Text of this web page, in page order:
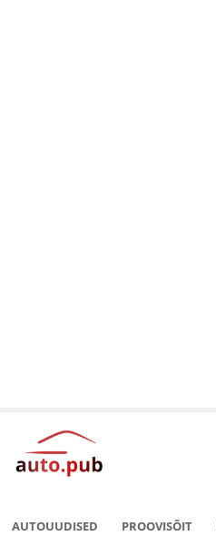
AUTOUUDISED PROOVISÕIT